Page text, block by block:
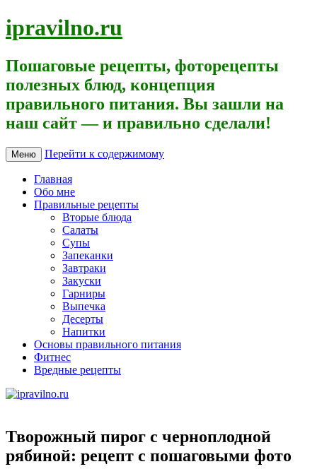
ipravilno.ru
Пошаговые рецепты, фоторецепты
полезных блюд, концепция
правильного питания. Вы зашли на
наш сайт — и правильно сделали!
Меню Перейти к содержимому
Главная
Обо мне
Правильные рецепты
Вторые блюда
Салаты
Супы
Запеканки
Завтраки
Закуски
Гарниры
Выпечка
Десерты
Напитки
Основы правильного питания
Фитнес
Вредные рецепты
Творожный пирог с черноплодной
рябиной: рецепт с пошаговыми фото